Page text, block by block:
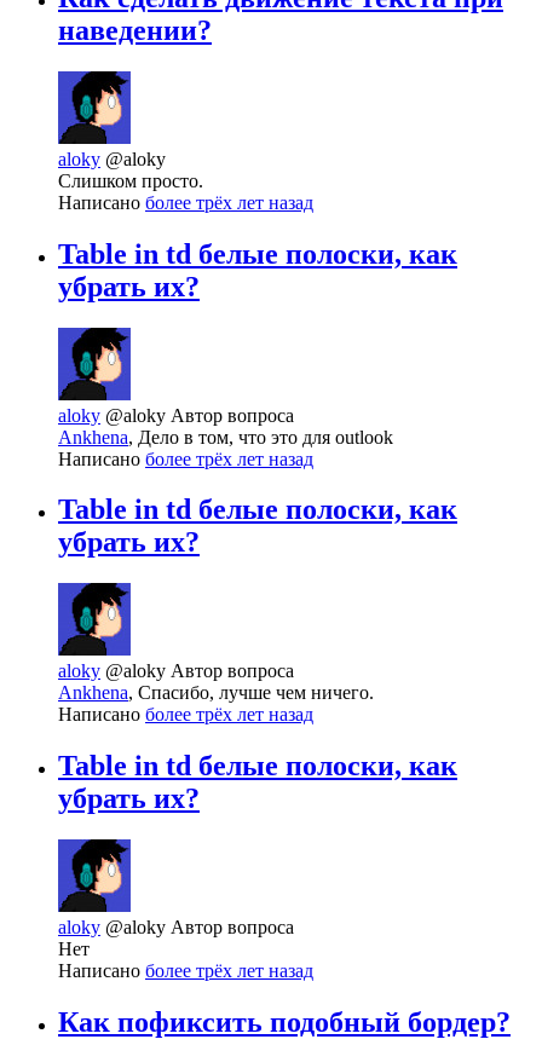
наведении?
aloky @aloky
Слишком просто.
Написано более трёх лет назад
Table in td белые полоски, как
убрать их?
aloky @aloky Автор вопроса
Ankhena, Дело в том, что это для outlook
Написано более трёх лет назад
Table in td белые полоски, как
убрать их?
aloky @aloky Автор вопроса
Ankhena, Спасибо, лучше чем ничего.
Написано более трёх лет назад
Table in td белые полоски, как
убрать их?
aloky @aloky Автор вопроса
Нет
Написано более трёх лет назад
Как пофиксить подобный бордер?